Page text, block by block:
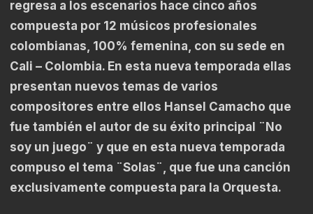
regresa a los escenarios hace cinco años
compuesta por 12 músicos profesionales
colombianas, 100% femenina, con su sede en
Cali – Colombia. En esta nueva temporada ellas
presentan nuevos temas de varios
compositores entre ellos Hansel Camacho que
fue también el autor de su éxito principal ¨No
soy un juego¨ y que en esta nueva temporada
compuso el tema ¨Solas¨, que fue una canción
exclusivamente compuesta para la Orquesta.